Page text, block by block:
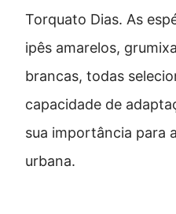
Torquato Dias. As
ipês amarelos,
brancas, todas
capacidade de
sua importância para
urbana.